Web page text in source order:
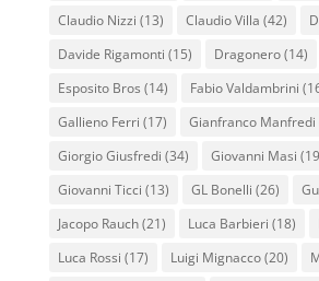
Claudio Nizzi (13) Claudio Villa (42)
Davide Rigamonti (15) Dragonero(14)
Esposito Bros (14) Fabio Valdambrini
Gallieno Ferri (17) Gianfranco Manfredi
Giorgio Giusfredi (34) Giovanni Masi
Giovanni Ticci (13) GL Bonelli (26)
Jacopo Rauch(21) Luca Barbieri (18)
Luca Rossi (17) Luigi Mignacco(20)